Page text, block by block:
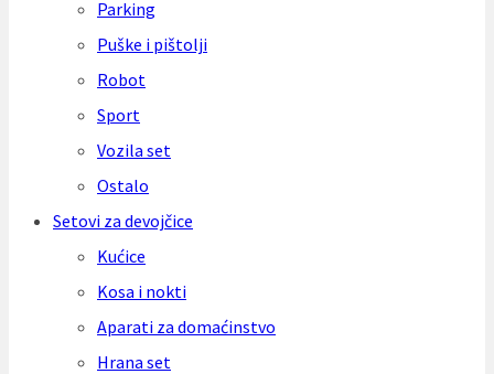
Parking
Puške i pištolji
Robot
Sport
Vozila set
Ostalo
Setovi za devojčice
Kućice
Kosa i nokti
Aparati za domaćinstvo
Hrana set